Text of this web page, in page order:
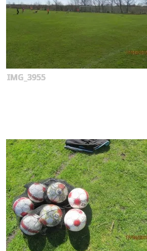
IMG_3955